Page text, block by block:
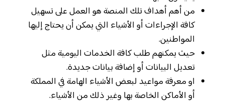
من أهم أهداف تلك المنصة هو العمل على تسهيل
كافة الإجراءات أو الأشياء التي يمكن أن يحتاج إليها
المواطنين.
حيث يمكنهم طلب كافة الخدمات اليومية مثل
تعديل البيانات أو إضافة بيانات جديدة.
او معرفة مواعيد لبعض الأشياء الهامة في المملكة
أو الأماكن الخاصة بها وغير ذلك من الأشياء.